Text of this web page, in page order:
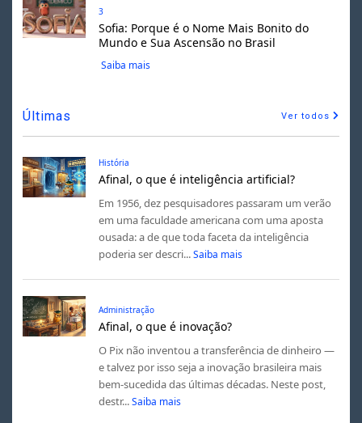
3
Sofia: Porque é o Nome Mais Bonito do
Mundo e Sua Ascensão no Brasil
Saiba mais
Últimas Ver todos
História
Afinal, o que é inteligência artificial?
Em 1956, dez pesquisadores passaram um verão
em uma faculdade americana com uma aposta
ousada: a de que toda faceta da inteligência
poderia ser descri... Saiba mais
Administração
Afinal, o que é inovação?
O Pix não inventou a transferência de dinheiro —
e talvez por isso seja a inovação brasileira mais
bem-sucedida das últimas décadas. Neste post,
destr... Saiba mais